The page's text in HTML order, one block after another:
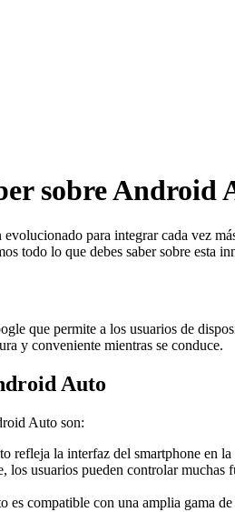
sobre Android
para integrar cada vez
todo lo que debes saber sobre esta
que permite a los usuarios de
y conveniente mientras se conduce.
Auto
Auto son:
la interfaz del smartphone en
los usuarios pueden controlar
compatible con una amplia gama